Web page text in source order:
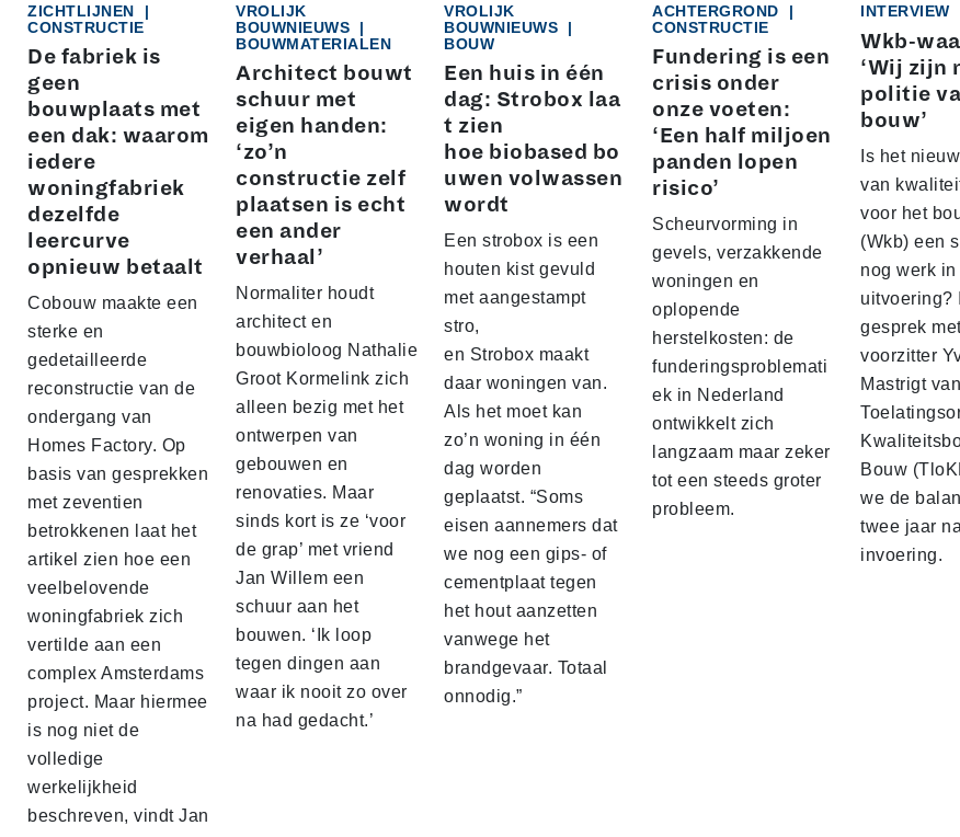
ZICHTLIJNEN
|
CONSTRUCTIE
De fabriek is
geen
bouwplaats met
een dak: waarom
iedere
woningfabriek
dezelfde
leercurve
opnieuw betaalt
Cobouw maakte een
sterke en
gedetailleerde
reconstructie van de
ondergang van
Homes Factory. Op
basis van gesprekken
met zeventien
betrokkenen laat het
artikel zien hoe een
veelbelovende
woningfabriek zich
vertilde aan een
complex Amsterdams
project. Maar hiermee
is nog niet de
volledige
werkelijkheid
beschreven, vindt Jan
VROLIJK
BOUWNIEUWS
|
BOUWMATERIALEN
Architect bouwt
schuur met
eigen handen:
‘zo’n
constructie zelf
plaatsen is echt
een ander
verhaal’
Normaliter houdt
architect en
bouwbioloog Nathalie
Groot Kormelink zich
alleen bezig met het
ontwerpen van
gebouwen en
renovaties. Maar
sinds kort is ze ‘voor
de grap’ met vriend
Jan Willem een
schuur aan het
bouwen. ‘Ik loop
tegen dingen aan
waar ik nooit zo over
na had gedacht.’
VROLIJK
BOUWNIEUWS
|
BOUW
Een huis in één
dag: Strobox laa
t zien
hoe biobased bo
uwen volwassen
wordt
Een strobox is een
houten kist gevuld
met aangestampt
stro,
en Strobox maakt
daar woningen van.
Als het moet kan
zo’n woning in één
dag worden
geplaatst. “Soms
eisen aannemers dat
we nog een gips‑ of
cementplaat tegen
het hout aanzetten
vanwege het
brandgevaar. Totaal
onnodig.”
ACHTERGROND
|
CONSTRUCTIE
Fundering is een
crisis onder
onze voeten:
‘Een half miljoen
panden lopen
risico’
Scheurvorming in
gevels, verzakkende
woningen en
oplopende
herstelkosten: de
funderingsproblemati
ek in Nederland
ontwikkelt zich
langzaam maar zeker
tot een steeds groter
probleem.
INTERVIEW
Wkb-
‘Wij zijn
politie
bouw’
Is het
van
voor het
(Wkb) een
nog werk in
uitvoering?
gesprek
voorzitter
Mastrigt
Bouw
we de
twee jaar
invoering.